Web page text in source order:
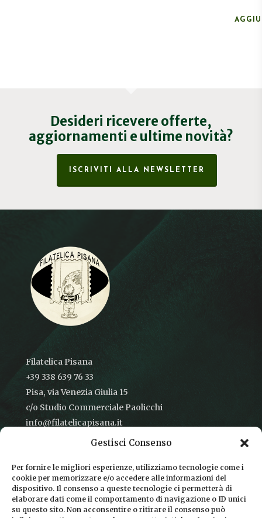
Gestisci Consenso
Per fornire le migliori esperienze, utilizziamo tecnologie come i
cookie per memorizzare e/o accedere alle informazioni del
dispositivo. Il consenso a queste tecnologie ci permetterà di
elaborare dati come il comportamento di navigazione o ID unici
su questo sito. Non acconsentire o ritirare il consenso può
Desideri ricevere offerte,
aggiornamenti e ultime novità?
ISCRIVITI ALLA NEWSLETTER
Filatelica Pisana
+39 338 639 76 33
Pisa, via Venezia Giulia 15
c/o Studio Commerciale Paolicchi
info@filatelicapisana.it
CONDIZIONI DI VENDITA
INFORMATIVA SULLA PRIVACY